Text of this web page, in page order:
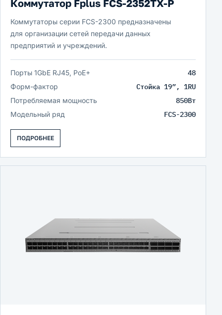
Коммутатор Fplus FCS-2352TX-P
Коммутаторы серии FCS-2300 предназначены
для организации сетей передачи данных
предприятий и учреждений.
Порты 1GbE RJ45, PoE+ 48
Форм-фактор Стойка 19”, 1RU
Потребляемая мощность 850Вт
Модельный ряд FCS-2300
ПОДРОБНЕЕ